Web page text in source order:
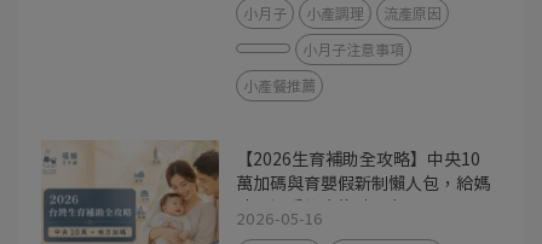
小月子
小產調理
流產原因
小月子注意事項
小產餐推薦
【2026生育補助全攻略】中央10
萬加碼與育嬰假新制懶人包，給媽
咪最溫暖的產後神隊友
2026-05-16